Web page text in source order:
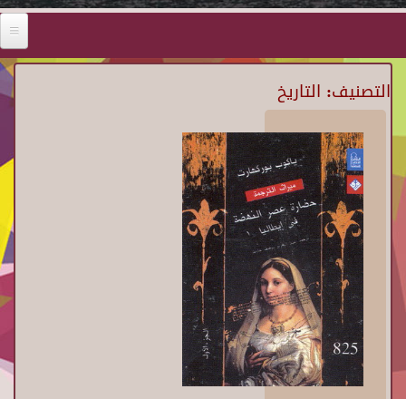
التصنيف: التاريخ